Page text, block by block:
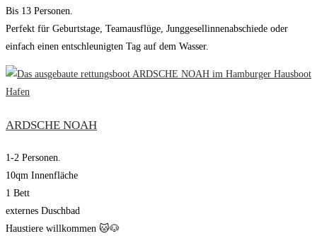
Bis 13 Personen.
Perfekt für Geburtstage, Teamausflüge, Junggesellinnenabschiede oder
einfach einen entschleunigten Tag auf dem Wasser.
ARDSCHE NOAH
1-2 Personen.
10qm Innenfläche
1 Bett
externes Duschbad
Haustiere willkommen 🐱🐶